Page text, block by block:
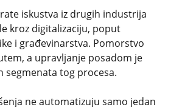
iskustva iz drugih industrija
kroz digitalizaciju, poput
i građevinarstva. Pomorstvo
a upravljanje posadom je
segmenata tog procesa.
ne automatizuju samo jedan